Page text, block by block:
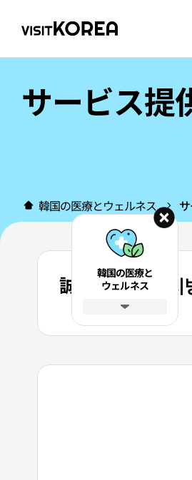
サービス提
韓国の医療とウェルネス
誠志病院（성지
韓国の医療と
ウェルネス